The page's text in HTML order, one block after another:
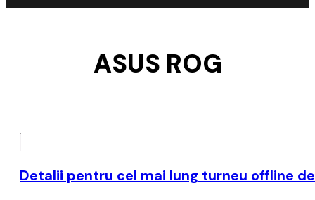
ASUS ROG
Detalii pentru cel mai lung turneu offline de